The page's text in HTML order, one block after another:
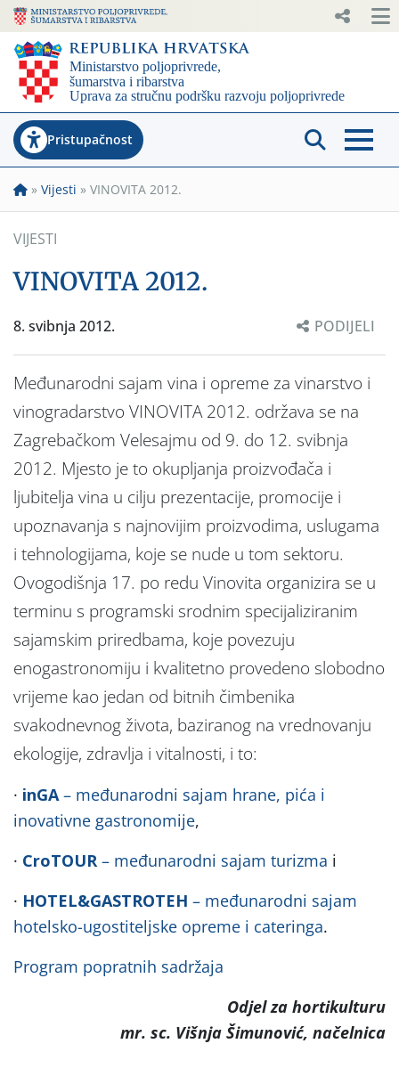
Pristupačnost
» Vijesti » VINOVITA 2012.
VIJESTI
VINOVITA 2012.
8. svibnja 2012. PODIJELI
Međunarodni sajam vina i opreme za vinarstvo i
vinogradarstvo VINOVITA 2012. održava se na
Zagrebačkom Velesajmu od 9. do 12. svibnja
2012. Mjesto je to okupljanja proizvođača i
ljubitelja vina u cilju prezentacije, promocije i
upoznavanja s najnovijim proizvodima, uslugama
i tehnologijama, koje se nude u tom sektoru.
Ovogodišnja 17. po redu Vinovita organizira se u
terminu s programski srodnim specijaliziranim
sajamskim priredbama, koje povezuju
enogastronomiju i kvalitetno provedeno slobodno
vrijeme kao jedan od bitnih čimbenika
svakodnevnog života, baziranog na vrednovanju
ekologije, zdravlja i vitalnosti, i to:
· inGA – međunarodni sajam hrane, pića i
inovativne gastronomije,
· CroTOUR – međunarodni sajam turizma i
· HOTEL&GASTROTEH – međunarodni sajam
hotelsko-ugostiteljske opreme i cateringa.
Program popratnih sadržaja
Odjel za hortikulturu
mr. sc. Višnja Šimunović, načelnica